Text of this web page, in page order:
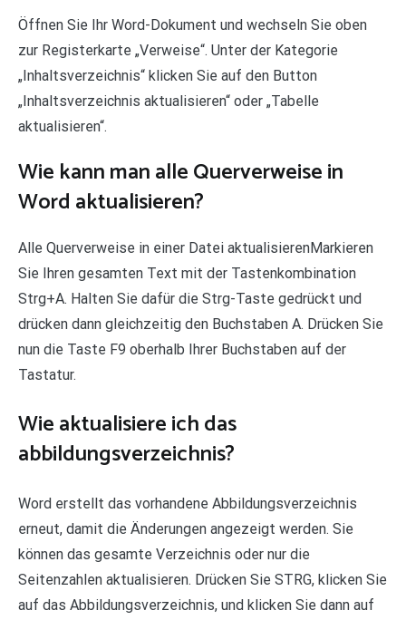
Öffnen Sie Ihr Word-Dokument und wechseln Sie oben
zur Registerkarte „Verweise“. Unter der Kategorie
„Inhaltsverzeichnis“ klicken Sie auf den Button
„Inhaltsverzeichnis aktualisieren“ oder „Tabelle
aktualisieren“.
Wie kann man alle Querverweise in
Word aktualisieren?
Alle Querverweise in einer Datei aktualisierenMarkieren
Sie Ihren gesamten Text mit der Tastenkombination
Strg+A. Halten Sie dafür die Strg-Taste gedrückt und
drücken dann gleichzeitig den Buchstaben A. Drücken Sie
nun die Taste F9 oberhalb Ihrer Buchstaben auf der
Tastatur.
Wie aktualisiere ich das
abbildungsverzeichnis?
Word erstellt das vorhandene Abbildungsverzeichnis
erneut, damit die Änderungen angezeigt werden. Sie
können das gesamte Verzeichnis oder nur die
Seitenzahlen aktualisieren. Drücken Sie STRG, klicken Sie
auf das Abbildungsverzeichnis, und klicken Sie dann auf